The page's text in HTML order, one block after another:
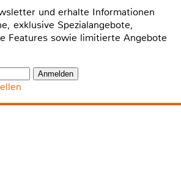
und erhalte Informationen
exklusive Spezialangebote,
Features sowie limitierte Angebote